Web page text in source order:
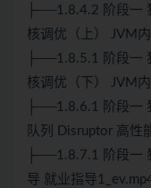
├──1.8.4.2 阶段一
核调优（上） JVM
├──1.8.5.1 阶段一
核调优（下） JVM
├──1.8.6.1 阶段一
队列 Disruptor 高性
├──1.8.7.1 阶段一
导 就业指导